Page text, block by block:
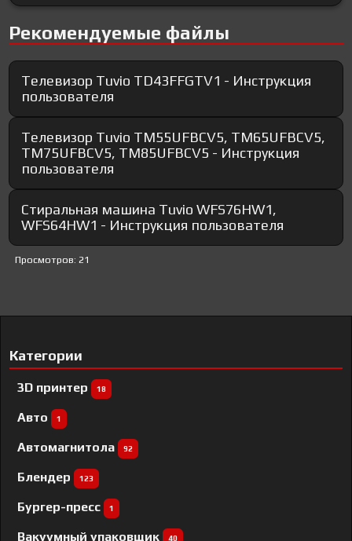
Рекомендуемые файлы
Телевизор Tuvio TD43FFGTV1 - Инструкция
пользователя
Телевизор Tuvio TM55UFBCV5, TM65UFBCV5,
TM75UFBCV5, TM85UFBCV5 - Инструкция
пользователя
Стиральная машина Tuvio WFS76HW1,
WFS64HW1 - Инструкция пользователя
Просмотров: 21
Категории
3D принтер 18
Авто 1
Автомагнитола 92
Блендер 123
Бургер-пресс 1
Вакуумный упаковщик 40